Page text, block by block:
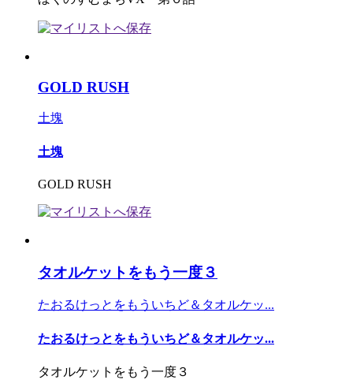
GOLD RUSH
土塊
土塊
GOLD RUSH
タオルケットをもう一度３
たおるけっとをもういちど＆タオルケッ...
たおるけっとをもういちど＆タオルケッ...
タオルケットをもう一度３